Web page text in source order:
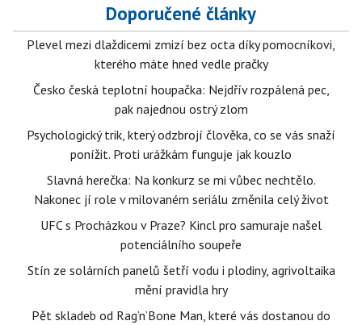
Doporučené články
Plevel mezi dlaždicemi zmizí bez octa díky pomocníkovi,
kterého máte hned vedle pračky
Česko česká teplotní houpačka: Nejdřív rozpálená pec,
pak najednou ostrý zlom
Psychologický trik, který odzbrojí člověka, co se vás snaží
ponížit. Proti urážkám funguje jak kouzlo
Slavná herečka: Na konkurz se mi vůbec nechtělo.
Nakonec jí role v milovaném seriálu změnila celý život
UFC s Procházkou v Praze? Kincl pro samuraje našel
potenciálního soupeře
Stín ze solárních panelů šetří vodu i plodiny, agrivoltaika
mění pravidla hry
Pět skladeb od Rag’n’Bone Man, které vás dostanou do